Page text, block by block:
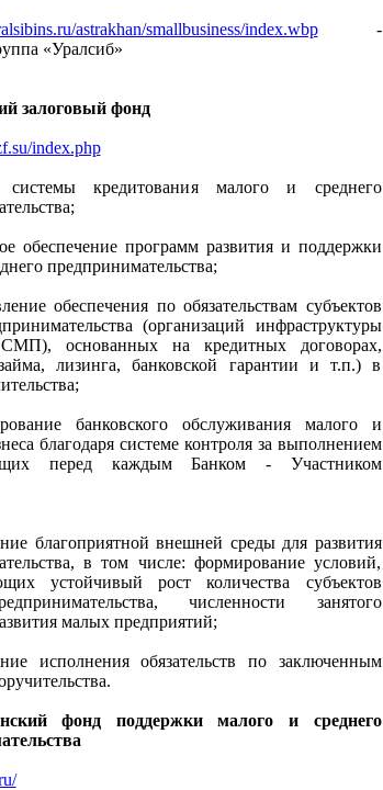
astrakhan/smallbusiness/index.wbp-
«Уралсиб»
залоговый фонд
index.php
кредитования малого и среднего
обеспечение программ развития и поддержки
предпринимательства;
обеспечения по обязательствам субъектов
(организаций инфраструктуры
основанных на кредитных договорах,
лизинга, банковской гарантии и т.п.) в
банковского обслуживания малого и
благодаря системе контроля за выполнением
перед каждым Банком - Участником
благоприятной внешней среды для развития
в том числе: формирование условий,
устойчивый рост количества субъектов
численности занятого
малых предприятий;
исполнения обязательств по заключенным
фонд поддержки малого и среднего